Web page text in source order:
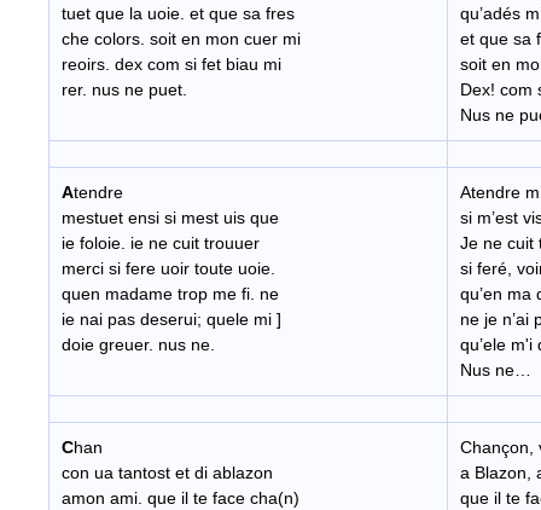
tuet que la uoie. et que sa fres
che colors. soit en mon cuer mi
reoirs. dex com si fet biau mi
rer. nus ne puet.
qu’adés
et que sa
soit en
Dex! com
Nus ne
Atendre
mestuet ensi si mest uis que
ie foloie. ie ne cuit trouuer
merci si fere uoir toute uoie.
quen madame trop me fi. ne
ie nai pas deserui; quele mi ]
doie greuer. nus ne.
Atendre
si m’est
Je ne cuit
si feré,
qu’en ma
ne je n’ai
qu’ele m'i
Nus ne…
Chan
con ua tantost et di ablazon
amon ami. que il te face cha(n)
Chançon,
a Blazon,
que il te